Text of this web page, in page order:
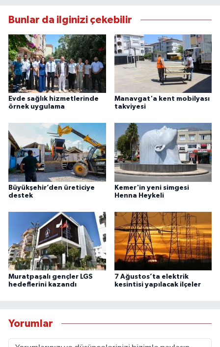
Bunlar da ilginizi çekebilir
Evde sağlık hizmetlerinde
örnek uygulama
Manavgat'a kent mobilyası
takviyesi
Büyükşehir’den üreticiye
destek
Kemer'in yeni simgesi
Henna Heykeli
Muratpaşalı gençler LGS
hedeflerini kazandı
7 Ağustos’ta elektrik
kesintisi yapılacak ilçeler
Yorumlar